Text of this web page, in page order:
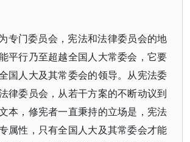
专门委员会，宪法和法律委员会的地
平行乃至超越全国人大常委会，它要
国人大及其常委会的领导。从宪法委
律委员会，从若干方案的不断动议到
本，修宪者一直秉持的立场是，宪法
属性，只有全国人大及其常委会才能